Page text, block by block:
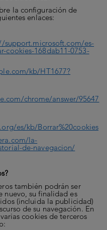
la configuración de
enlaces:
support.microsoft.com/es-
cookies-168dab11-0753-
kb/HT1677?
chrome/answer/95647
es/kb/Borrar%20cookies
la-
de-navegacion/
también podrán ser
nuevo, su finalidad es
(incluida la publicidad)
de su navegación. En
cookies de terceros